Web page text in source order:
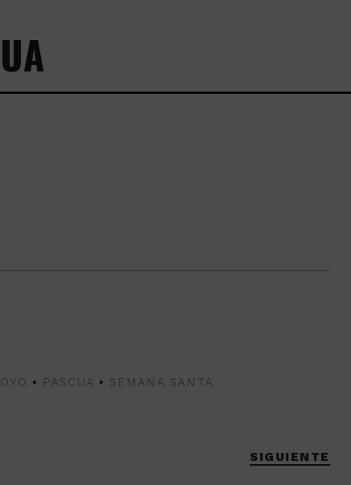
• PASCUA • SEMANA SANTA
SIGUIENTE